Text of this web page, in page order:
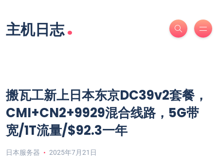
主机日志.
搬瓦工新上日本东京DC39v2套餐，
CMI+CN2+9929混合线路，5G带
宽/1T流量/$92.3一年
日本服务器 2025年7月21日